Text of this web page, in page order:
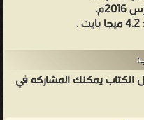
: 4.2 ميجا بايت .
يمكنك المشاركه في